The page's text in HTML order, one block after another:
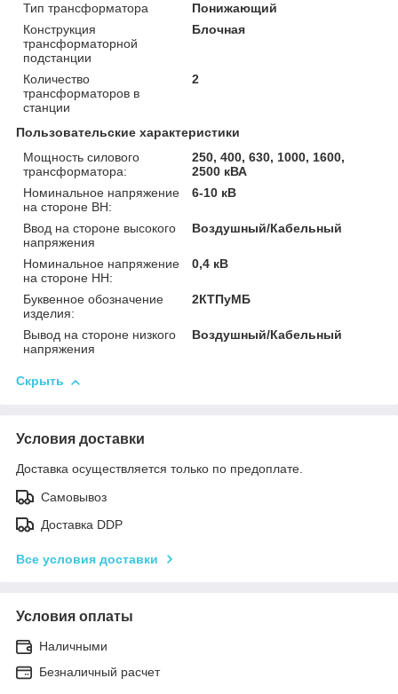
Тип трансформатора
Понижающий
Конструкция
трансформаторной
подстанции
Блочная
Количество
трансформаторов в
станции
2
Пользовательские характеристики
Мощность силового
трансформатора:
250, 400, 630, 1000, 1600,
2500 кВА
Номинальное напряжение
на стороне ВН:
6-10 кВ
Ввод на стороне высокого
напряжения
Воздушный/Кабельный
Номинальное напряжение
на стороне НН:
0,4 кВ
Буквенное обозначение
изделия:
2КТПуМБ
Вывод на стороне низкого
напряжения
Воздушный/Кабельный
Скрыть
Условия доставки
Доставка осуществляется только по предоплате.
Самовывоз
Доставка DDP
Все условия доставки
Условия оплаты
Наличными
Безналичный расчет